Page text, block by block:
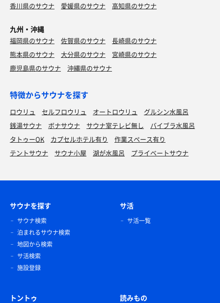
香川県のサウナ
愛媛県のサウナ 高知県のサウナ
九州・沖縄
福岡県のサウナ 佐賀県のサウナ
長崎県のサウナ
熊本県のサウナ
大分県のサウナ
宮崎県のサウナ
鹿児島県のサウナ
沖縄県のサウナ
特徴からサウナを探す
ロウリュ セルフロウリュ オートロウリュ
グルシン水風呂
銭湯サウナ
ボナサウナ サウナ室テレビ無し
バイブラ水風呂
タトゥーOK
カプセルホテル有り
作業スペース有り
テントサウナ
サウナ小屋 湖が水風呂 プライベートサウナ
サウナを探す
サウナ検索
泊まれるサウナ検索
地図から検索
サ活検索
施設登録
サ活
サ活一覧
トントゥ 読みもの